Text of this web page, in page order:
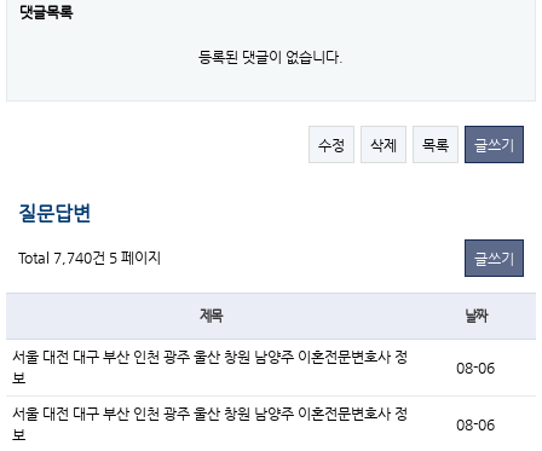
댓글목록
등록된 댓글이 없습니다.
수정 삭제 목록 글쓰기
질문답변
Total 7,740건 5 페이지 글쓰기
제목 날짜
서울 대전 대구 부산 인천 광주 울산 창원 남양주 이혼전문변호사 정
보
08-06
서울 대전 대구 부산 인천 광주 울산 창원 남양주 이혼전문변호사 정
보
08-06